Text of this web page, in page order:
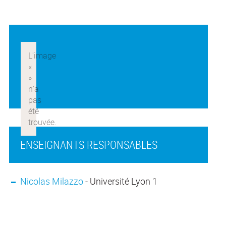
ENSEIGNANTS RESPONSABLES
Nicolas Milazzo- Université Lyon 1